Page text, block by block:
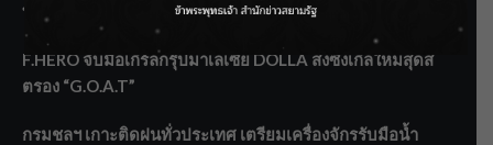
ทรายใต้ เสริมความมั่นคงน้ำเพชรบุรี
F.HERO จับมือเกิร์ลกรุ๊ปมาเลเซีย DOLLA ส่งซิงเกิลใหม่สุดส
ตรอง “G.O.A.T”
กรมชลฯ เกาะติดฝนทั่วประเทศ เตรียมเครื่องจักรรับมือน้ำ